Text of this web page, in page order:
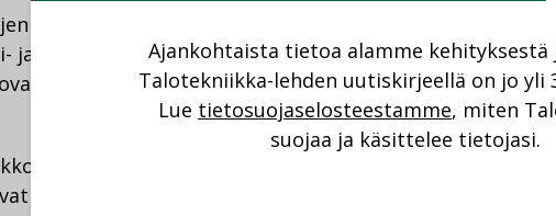
ja tuulivoiman rinnalle tarvitaan lämpövarastoja
ja aurinkovoiman vaihteluja. Kylmässä ilmastossa
huomattavasti sähkövarastoja edullisempi
yhteyteen sijoitettuina lämpövarastojen
jopa alle sadasosa sähkövarastojen kustannuksista.
Ajankohtaista tietoa alamme kehityksestä
Talotekniikka-lehden uutiskirjeellä on jo yli
Lue tietosuojaselosteestamme, miten
suojaa ja käsittelee tietojasi.